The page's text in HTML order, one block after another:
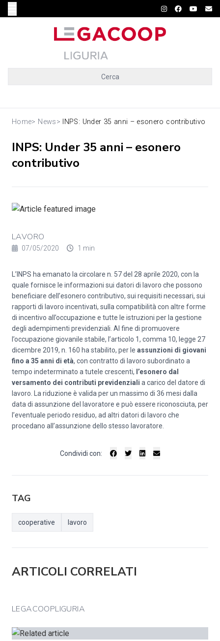
Cerca
Home> News> INPS: Under 35 anni – esonero contributivo
INPS: Under 35 anni – esonero
contributivo
LAVORO
07/05/2020 1 min
L’INPS ha emanato la circolare n. 57 del 28 aprile 2020, con la
quale fornisce le informazioni sui datori di lavoro che possono
beneficiare dell’esonero contributivo, sui requisiti necessari, sui
rapporti di lavoro incentivati, sulla compatibilità con altre forme
di incentivo all’occupazione e tutte le istruzioni per la gestione
degli adempimenti previdenziali. Al fine di promuovere
l’occupazione giovanile stabile, l’articolo 1, comma 10, legge 27
dicembre 2019, n. 160 ha stabilito, per le assunzioni di giovani
fino a 35 anni di età, con contratto di lavoro subordinato a
tempo indeterminato a tutele crescenti, l’esonero dal
versamento dei contributi previdenziali a carico del datore di
lavoro. La riduzione è valida per un massimo di 36 mesi dalla
data di assunzione del lavoratore e può essere riconosciuta, per
l’eventuale periodo residuo, ad altri datori di lavoro che
procedano all’assunzione dello stesso lavoratore.
Condividi con:
TAG
cooperative lavoro
ARTICOLI CORRELATI
LEGACOOPLIGURIA